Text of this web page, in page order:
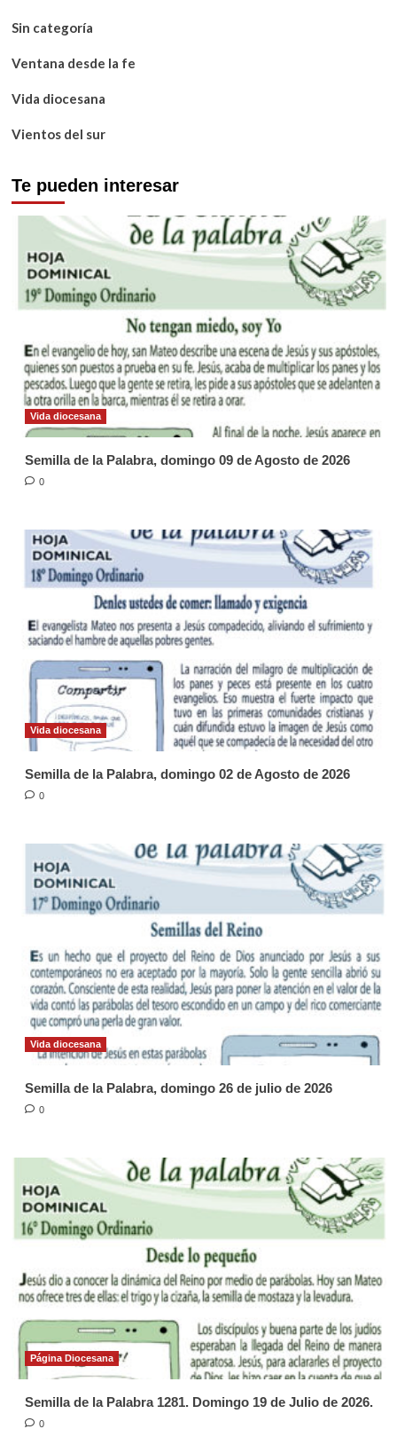
Sin categoría
Ventana desde la fe
Vida diocesana
Vientos del sur
Te pueden interesar
Vida diocesana
Semilla de la Palabra, domingo 09 de Agosto de 2026
0
Vida diocesana
Semilla de la Palabra, domingo 02 de Agosto de 2026
0
Vida diocesana
Semilla de la Palabra, domingo 26 de julio de 2026
0
Página Diocesana
Semilla de la Palabra 1281. Domingo 19 de Julio de 2026.
0